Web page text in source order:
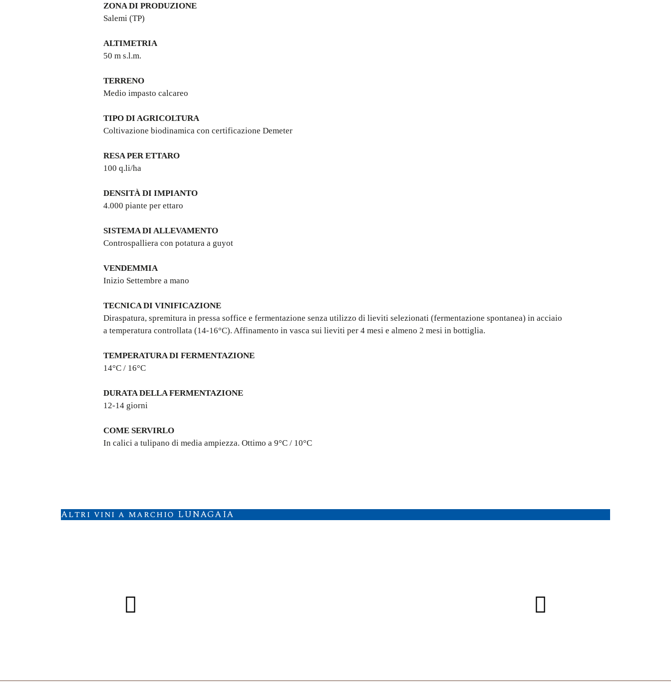
ZONA DI PRODUZIONE
Salemi (TP)
ALTIMETRIA
50 m s.l.m.
TERRENO
Medio impasto calcareo
TIPO DI AGRICOLTURA
Coltivazione biodinamica con certificazione Demeter
RESA PER ETTARO
100 q.li/ha
DENSITÀ DI IMPIANTO
4.000 piante per ettaro
SISTEMA DI ALLEVAMENTO
Controspalliera con potatura a guyot
VENDEMMIA
Inizio Settembre a mano
TECNICA DI VINIFICAZIONE
Diraspatura, spremitura in pressa soffice e fermentazione senza utilizzo di lieviti selezionati (fermentazione spontanea) in acciaio
a temperatura controllata (14-16°C). Affinamento in vasca sui lieviti per 4 mesi e almeno 2 mesi in bottiglia.
TEMPERATURA DI FERMENTAZIONE
14°C / 16°C
DURATA DELLA FERMENTAZIONE
12-14 giorni
COME SERVIRLO
In calici a tulipano di media ampiezza. Ottimo a 9°C / 10°C
Altri vini a marchio LUNAGAIA